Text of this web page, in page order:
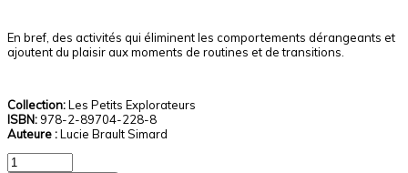
En bref, des activités qui éliminent les comportements dérangeants et
ajoutent du plaisir aux moments de routines et de transitions.
Collection:Les Petits Explorateurs
ISBN: 978-2-89704-228-8
Auteure :Lucie Brault Simard